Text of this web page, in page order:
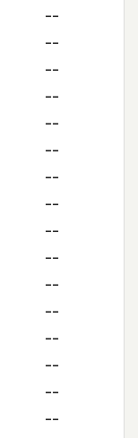
--
--
--
--
--
--
--
--
--
--
--
--
--
--
--
--